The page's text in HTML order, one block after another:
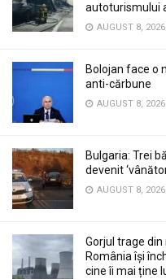
autoturismului
AUGUST 8, 2026
Bolojan face o
anti-cărbune
AUGUST 8, 2026
Bulgaria: Trei
devenit
AUGUST 8, 2026
Gorjul trage din
România își
cine îi mai ține